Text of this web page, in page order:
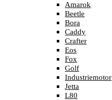
Amarok
Beetle
Bora
Caddy
Crafter
Eos
Fox
Golf
Industriemotor
Jetta
L80